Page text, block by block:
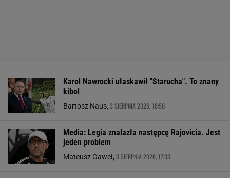
Karol Nawrocki ułaskawił "Starucha". To znany
kibol
Bartosz Naus, 3 SIERPNIA 2026, 18:50
Media: Legia znalazła następcę Rajovicia. Jest
jeden problem
Mateusz Gaweł, 3 SIERPNIA 2026, 17:33